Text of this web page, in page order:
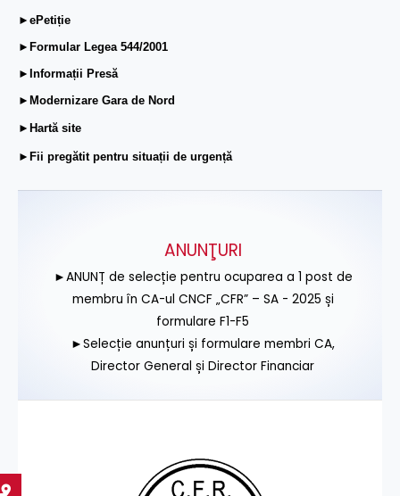
►ePetiție
►Formular Legea 544/2001
►Informații Presă
►Modernizare Gara de Nord
►Hartă site
►Fii pregătit pentru situații de urgență
ANUNŢURI
►ANUNȚ de selecție pentru ocuparea a 1 post de
membru în CA-ul CNCF „CFR” – SA - 2025 și
formulare F1-F5
►Selecție anunțuri și formulare membri CA,
Director General și Director Financiar